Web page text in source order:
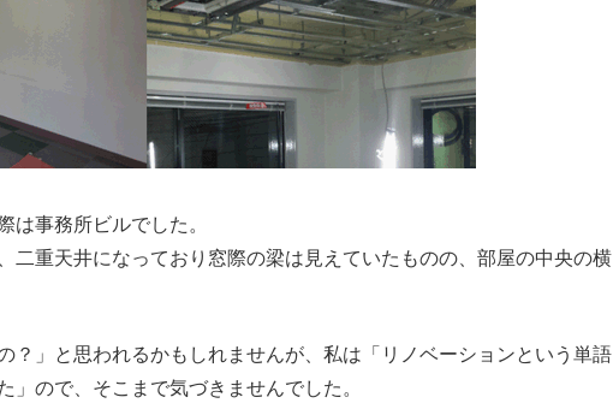
は事務所ビルでした。
二重天井になっており窓際の梁は見えていたものの、部屋の中央の横
？」と思われるかもしれませんが、私は「リノベーションという単語
」ので、そこまで気づきませんでした。